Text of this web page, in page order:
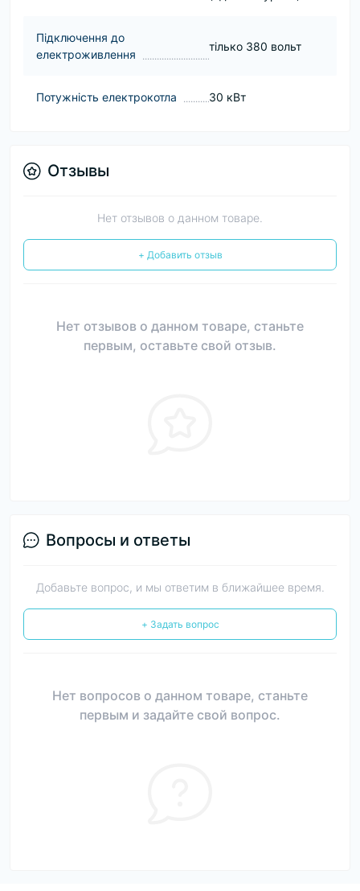
Підключення до
електроживлення
тілько 380 вольт
Потужність електрокотла 30 кВт
Отзывы
Нет отзывов о данном товаре.
+ Добавить отзыв
Нет отзывов о данном товаре, станьте
первым, оставьте свой отзыв.
Вопросы и ответы
Добавьте вопрос, и мы ответим в ближайшее время.
+ Задать вопрос
Нет вопросов о данном товаре, станьте
первым и задайте свой вопрос.